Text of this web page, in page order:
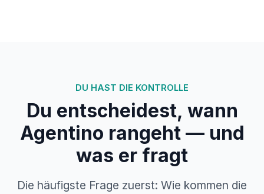
DU HAST DIE KONTROLLE
Du entscheidest, wann
Agentino rangeht — und
was er fragt
Die häufigste Frage zuerst: Wie kommen die